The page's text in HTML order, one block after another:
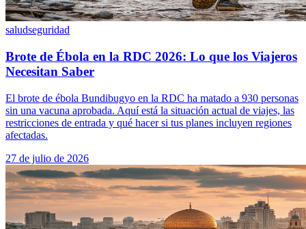
saludseguridad
Brote de Ébola en la RDC 2026: Lo que los Viajeros
Necesitan Saber
El brote de ébola Bundibugyo en la RDC ha matado a 930 personas
sin una vacuna aprobada. Aquí está la situación actual de viajes, las
restricciones de entrada y qué hacer si tus planes incluyen regiones
afectadas.
27 de julio de 2026